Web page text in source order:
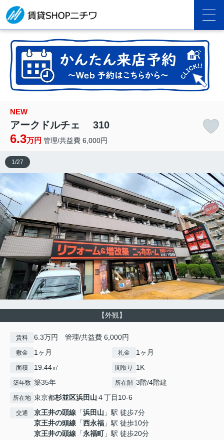
NEW
アークドルチェ 310
6.3万円 管理/共益費 6,000円
【外観】
1/27
賃料 6.3万円 管理/共益費 6,000円
敷金 1ヶ月 礼金 1ヶ月
面積 19.44㎡ 間取り 1K
築年数 築35年 所在階 3階/4階建
所在地 東京都杉並区浜田山 ４丁目10-6
交通 京王井の頭線 「浜田山 」駅 徒歩7分
京王井の頭線 「西永福 」駅 徒歩10分
京王井の頭線 「永福町」駅 徒歩20分